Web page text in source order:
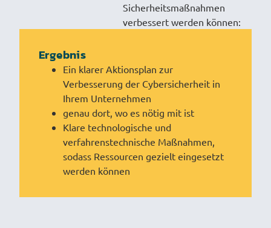
Sicherheitsmaßnahmen
verbessert werden können:
Ergebnis
Ein klarer Aktionsplan zur
Verbesserung der Cybersicherheit in
Ihrem Unternehmen
genau dort, wo es nötig mit ist
Klare technologische und
verfahrenstechnische Maßnahmen,
sodass Ressourcen gezielt eingesetzt
werden können